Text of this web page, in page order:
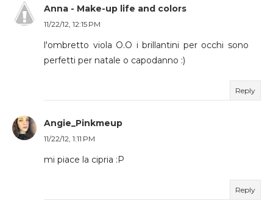
Anna - Make-up life and colors
11/22/12, 12:15 PM
l'ombretto viola O.O i brillantini per occhi sono
perfetti per natale o capodanno :)
Reply
Angie_Pinkmeup
11/22/12, 1:11 PM
mi piace la cipria :P
Reply